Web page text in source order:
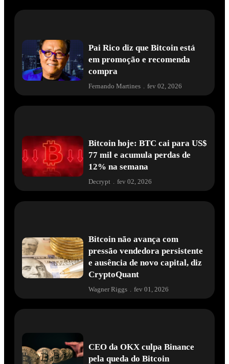
Pai Rico diz que Bitcoin está
em promoção e recomenda
compra
Fernando Martines fev 02, 2026
Bitcoin hoje: BTC cai para US$
77 mil e acumula perdas de
12% na semana
Decrypt . fev 02, 2026
Bitcoin não avança com
pressão vendedora persistente
e ausência de novo capital, diz
CryptoQuant
Wagner Riggs . fev 01, 2026
CEO da OKX culpa Binance
pela queda do Bitcoin